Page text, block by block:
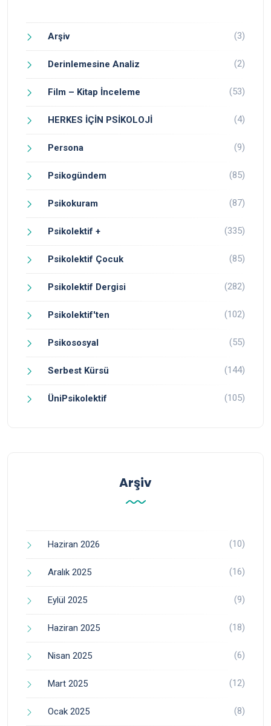
Arşiv (3)
Derinlemesine Analiz (2)
Film – Kitap İnceleme (53)
HERKES İÇİN PSİKOLOJİ (4)
Persona (9)
Psikogündem (85)
Psikokuram (87)
Psikolektif + (335)
Psikolektif Çocuk (85)
Psikolektif Dergisi (282)
Psikolektif'ten (102)
Psikososyal (55)
Serbest Kürsü (144)
ÜniPsikolektif (105)
Arşiv
Haziran 2026 (10)
Aralık 2025 (16)
Eylül 2025 (9)
Haziran 2025 (18)
Nisan 2025 (6)
Mart 2025 (12)
Ocak 2025 (8)